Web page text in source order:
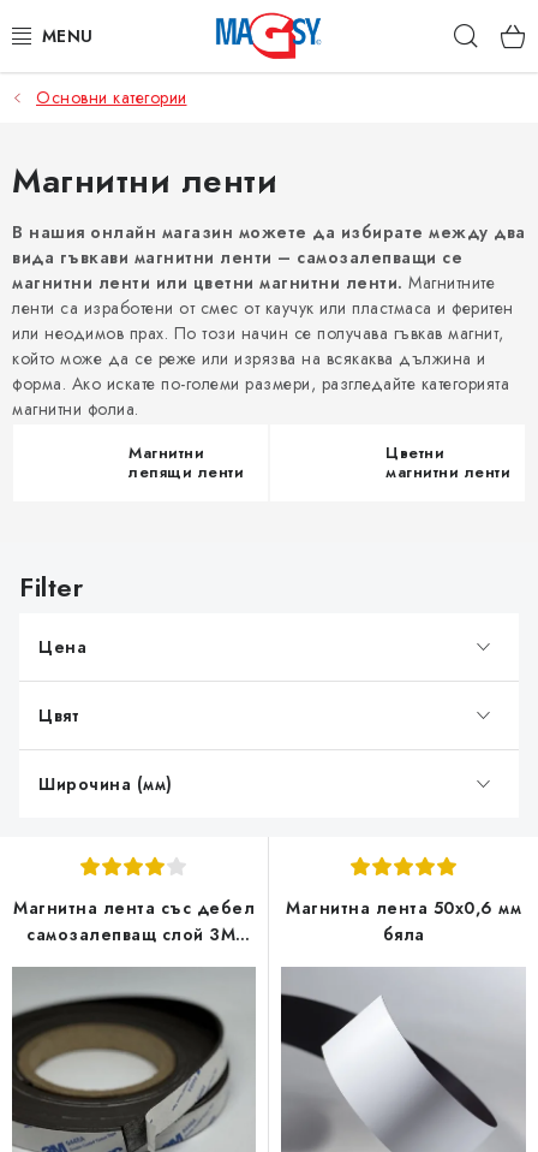
към
ОСНОВНИ КАТЕГОРИИ
МАГНИТНИ ПОСОБИЯ
ИНДУСТРИАЛНИ МАГНИТИ
ДРУГИ МАГНИТИ
НЕРЪЖДАЕМИ МАТЕРИАЛИ
Коя е фирма Magsy?
Защита на лични данни
Основни категории
Магнитни ленти
В нашия онлайн магазин можете да избирате между два
вида гъвкави магнитни ленти – самозалепващи се
магнитни ленти или цветни магнитни ленти. Магнитните
ленти са изработени от смес от каучук или пластмаса и феритен
или неодимов прах. По този начин се получава гъвкав магнит,
който може да се реже или изрязва на всякаква дължина и
форма. Ако искате по-големи размери, разгледайте категорията
магнитни фолиа.
Магнитни
лепящи ленти
Цветни
магнитни ленти
п
ъ
н
о
д
у
т
и
т
е
Цена
Цвят
Широчина (мм)
Магнитна лента със дебел
самозалепващ слой 3M,
25x1,6 мм,112 g/cm2, силно
анизотропен, дължина - 1
m
Магнитна лента 50x0,6 мм
бяла